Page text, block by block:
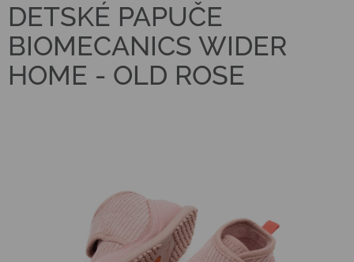
DETSKÉ PAPUČE
BIOMECANICS WIDER
HOME - OLD ROSE